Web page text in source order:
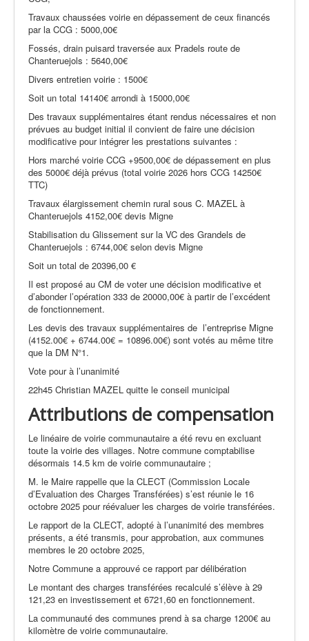
Travaux chaussées voirie en dépassement de ceux financés
par la CCG : 5000,00€
Fossés, drain puisard traversée aux Pradels route de
Chanteruejols : 5640,00€
Divers entretien voirie : 1500€
Soit un total 14140€ arrondi à 15000,00€
Des travaux supplémentaires étant rendus nécessaires et non
prévues au budget initial il convient de faire une décision
modificative pour intégrer les prestations suivantes :
Hors marché voirie CCG +9500,00€ de dépassement en plus
des 5000€ déjà prévus (total voirie 2026 hors CCG 14250€
TTC)
Travaux élargissement chemin rural sous C. MAZEL à
Chanteruejols 4152,00€ devis Migne
Stabilisation du Glissement sur la VC des Grandels de
Chanteruejols : 6744,00€ selon devis Migne
Soit un total de 20396,00 €
Il est proposé au CM de voter une décision modificative et
d’abonder l’opération 333 de 20000,00€ à partir de l’excédent
de fonctionnement.
Les devis des travaux supplémentaires de l’entreprise Migne
(4152.00€ + 6744.00€ = 10896.00€) sont votés au même titre
que la DM N°1.
Vote pour à l’unanimité
22h45 Christian MAZEL quitte le conseil municipal
Attributions de compensation
Le linéaire de voirie communautaire a été revu en excluant
toute la voirie des villages. Notre commune comptabilise
désormais 14.5 km de voirie communautaire ;
M. le Maire rappelle que la CLECT (Commission Locale
d’Evaluation des Charges Transférées) s’est réunie le 16
octobre 2025 pour réévaluer les charges de voirie transférées.
Le rapport de la CLECT, adopté à l’unanimité des membres
présents, a été transmis, pour approbation, aux communes
membres le 20 octobre 2025,
Notre Commune a approuvé ce rapport par délibération
Le montant des charges transférées recalculé s’élève à 29
121,23 en investissement et 6721,60 en fonctionnement.
La communauté des communes prend à sa charge 1200€ au
kilomètre de voirie communautaire.